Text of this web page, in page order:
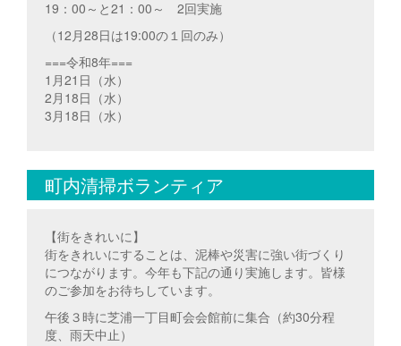
19：00～と21：00～ 2回実施
（12月28日は19:00の１回のみ）
===令和8年===
1月21日（水）
2月18日（水）
3月18日（水）
町内清掃ボランティア
【街をきれいに】
街をきれいにすることは、泥棒や災害に強い街づくり
につながります。今年も下記の通り実施します。皆様
のご参加をお待ちしています。
午後３時に芝浦一丁目町会会館前に集合（約30分程
度、雨天中止）